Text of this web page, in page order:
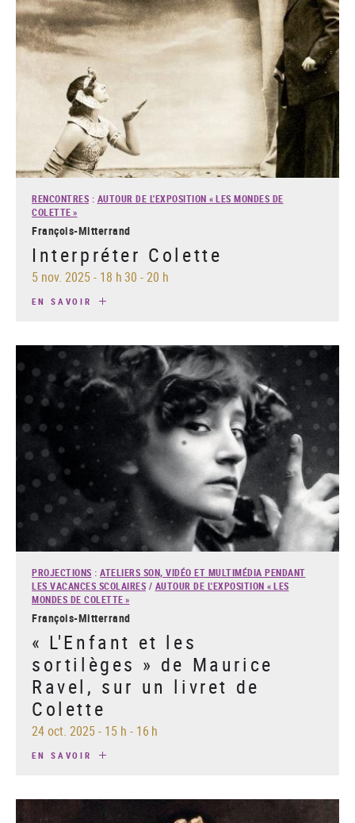
RENCONTRES : AUTOUR DE L'EXPOSITION « LES MONDES DE
COLETTE »
François-Mitterrand
Interpréter Colette
5 nov. 2025- 18 h 30 - 20 h
EN SAVOIR
PROJECTIONS : ATELIERS SON, VIDÉO ET MULTIMÉDIA PENDANT
LES VACANCES SCOLAIRES / AUTOUR DE L'EXPOSITION « LES
MONDES DE COLETTE »
François-Mitterrand
« L'Enfant et les
sortilèges » de Maurice
Ravel, sur un livret de
Colette
24 oct. 2025- 15 h - 16 h
EN SAVOIR